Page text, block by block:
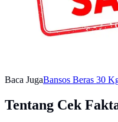
Baca JugaBansos Beras 30
Tentang Cek